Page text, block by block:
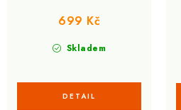
Skladem
699 Kč